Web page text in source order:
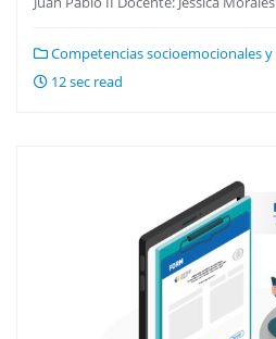
Competencias socioemocionales
12 sec read